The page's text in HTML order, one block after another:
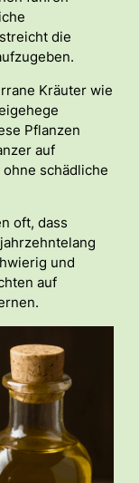
die
Kräuter wie
Pflanzen
auf
schädliche
oft, dass
und
auf